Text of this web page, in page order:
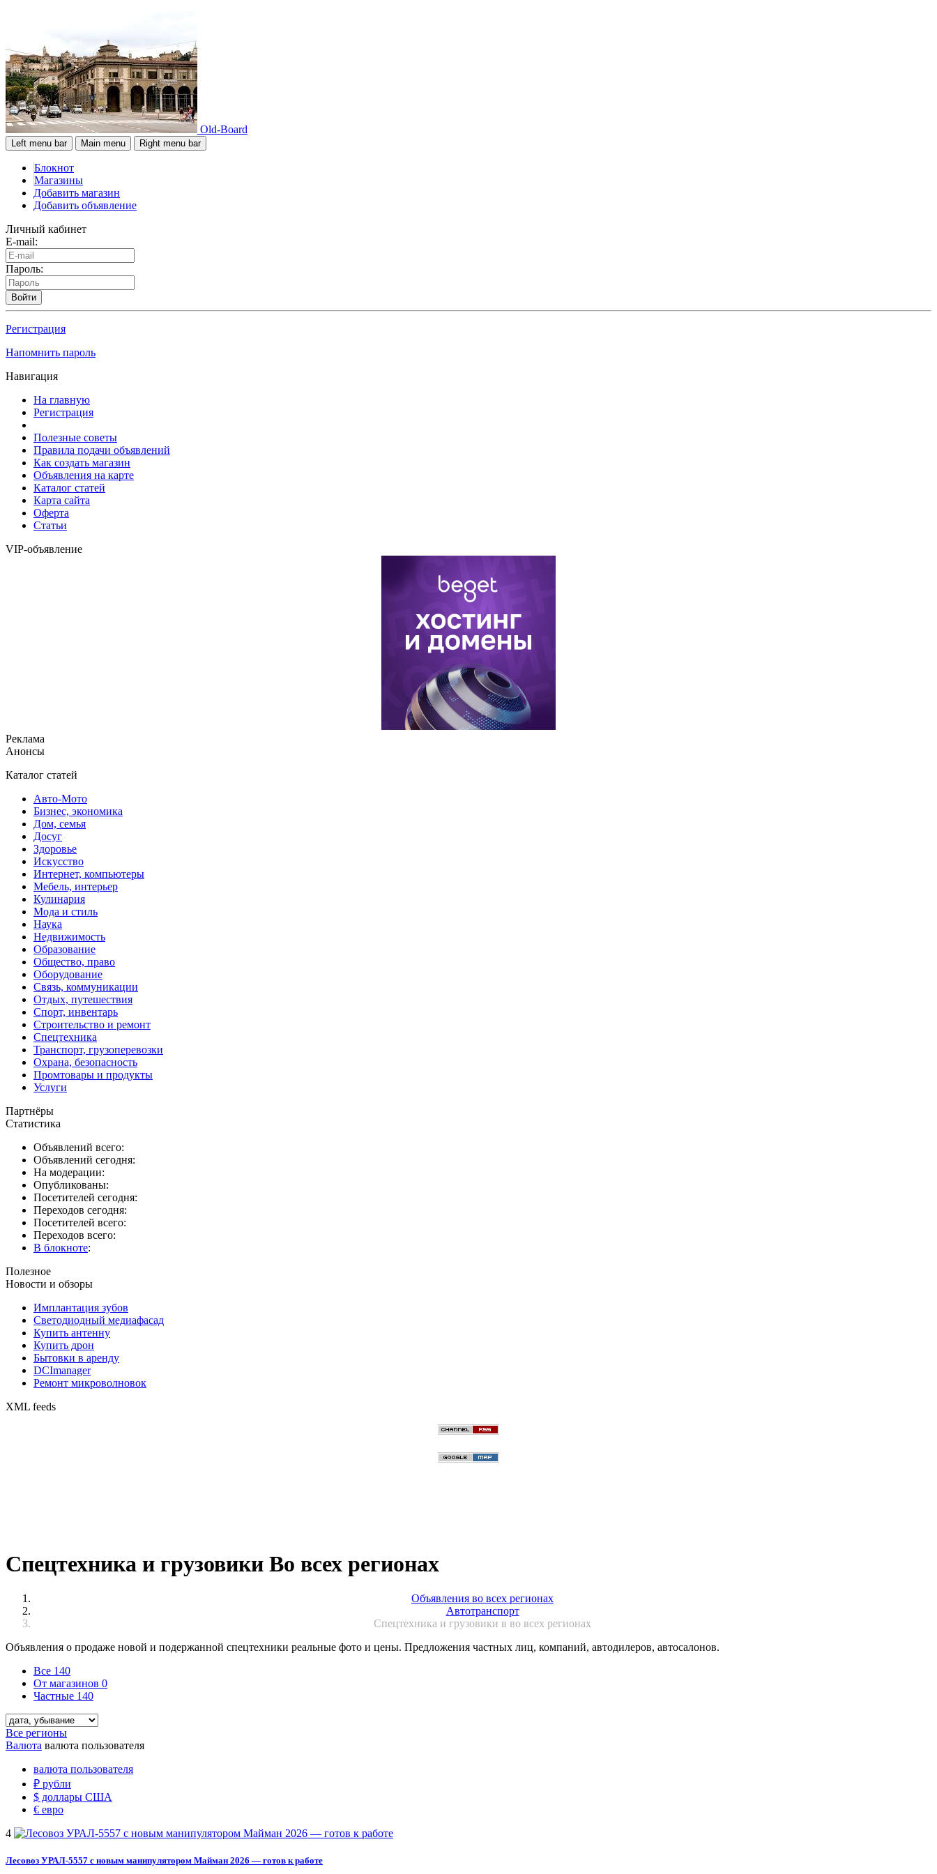
Old-Board
Left menu bar Main menu Right menu bar
Блокнот
Магазины
Добавить магазин
Добавить объявление
Личный кабинет
E-mail:
Пароль:
Войти
Регистрация
Напомнить пароль
Навигация
На главную
Регистрация
Полезные советы
Правила подачи объявлений
Как создать магазин
Объявления на карте
Каталог статей
Карта сайта
Оферта
Статьи
VIP-объявление
Реклама
Анонсы
Каталог статей
Авто-Мото
Бизнес, экономика
Дом, семья
Досуг
Здоровье
Искусство
Интернет, компьютеры
Мебель, интерьер
Кулинария
Мода и стиль
Наука
Недвижимость
Образование
Общество, право
Оборудование
Связь, коммуникации
Отдых, путешествия
Спорт, инвентарь
Строительство и ремонт
Спецтехника
Транспорт, грузоперевозки
Охрана, безопасность
Промтовары и продукты
Услуги
Партнёры
Статистика
Объявлений всего:
Объявлений сегодня:
На модерации:
Опубликованы:
Посетителей сегодня:
Переходов сегодня:
Посетителей всего:
Переходов всего:
В блокноте:
Полезное
Новости и обзоры
Имплантация зубов
Светодиодный медиафасад
Купить антенну
Купить дрон
Бытовки в аренду
DCImanager
Ремонт микроволновок
XML feeds
Спецтехника и грузовики Во всех регионах
Объявления во всех регионах
Автотранспорт
Спецтехника и грузовики в во всех регионах
Объявления о продаже новой и подержанной спецтехники реальные фото и цены. Предложения частных лиц, компаний, автодилеров, автосалонов.
Все 140
От магазинов 0
Частные 140
Все регионы
Валюта валюта пользователя
валюта пользователя
₽ рубли
$ доллары США
€ евро
4
Лесовоз УРАЛ-5557 с новым манипулятором Майман 2026 — готов к работе